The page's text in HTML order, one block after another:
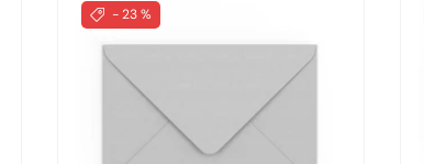
- 23 %